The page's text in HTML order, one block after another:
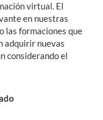
virtual. El
en nuestras
las formaciones que
adquirir nuevas
considerando el